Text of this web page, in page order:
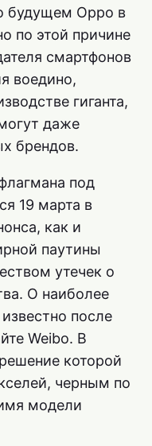
будущем Oppo в
по этой причине
смартфонов
воедино,
гиганта,
даже
брендов.
под
19 марта в
как и
паутины
утечек о
О наиболее
после
Weibo. В
которой
черным по
модели